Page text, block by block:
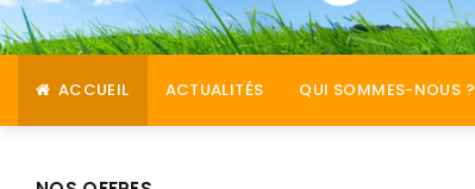
ACCUEIL ACTUALITÉS QUI SOMMES-NOUS ?